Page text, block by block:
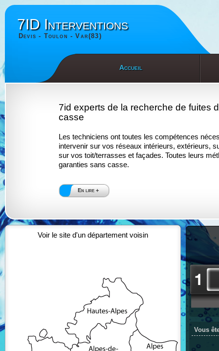
7ID Interventions
Devis - Toulon - Var(83)
Accueil
7id experts de la recherche de fuites
casse
Les techniciens ont toutes les compétences
intervenir sur vos réseaux intérieurs, extérieurs,
sur vos toit/terrasses et façades. Toutes leurs
garanties sans casse.
En lire +
Voir le site d'un département voisin
Vous